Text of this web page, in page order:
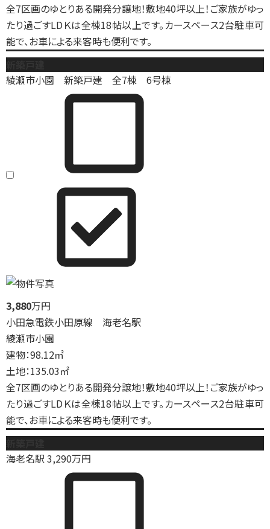
全7区画のゆとりある開発分譲地！敷地40坪以上！ご家族がゆっ
たり過ごすLDＫは全棟18帖以上です。カースペース2台駐車可
能で、お車による来客時も便利です。
綾瀬市小園 新築戸建 全7棟 6号棟
3,880万円
小田急電鉄小田原線 海老名駅
綾瀬市小園
建物：98.12㎡
土地：135.03㎡
全7区画のゆとりある開発分譲地！敷地40坪以上！ご家族がゆっ
たり過ごすLDＫは全棟18帖以上です。カースペース2台駐車可
能で、お車による来客時も便利です。
海老名駅3,290万円